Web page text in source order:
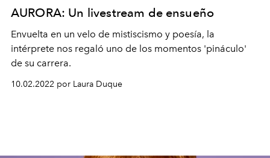
AURORA: Un livestream de ensueño
Envuelta en un velo de mistiscismo y poesía, la
intérprete nos regaló uno de los momentos 'pináculo'
de su carrera.
10.02.2022 por Laura Duque